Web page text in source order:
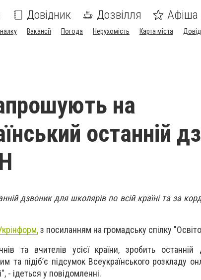
Довідник Дозвілля Афіша
Вакансії Погода Нерухомість Карта міста
на
останній
дзвоник для школярів по всій країні та за
з посиланням на громадську спілку
та вчителів усієї країни, зробить
та підіб’є підсумок Всеукраїнського розкладу
- ідеться у повідомленні.